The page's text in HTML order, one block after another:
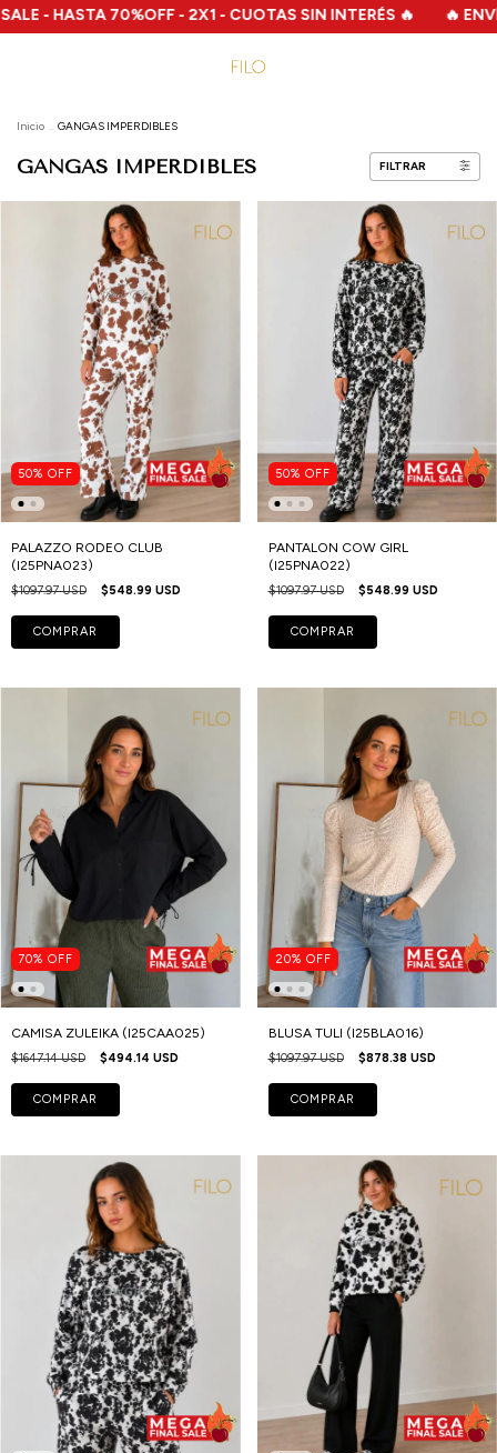
- 2X1 - CUOTAS SIN INTERÉS 🔥 🔥 ENVÍOS GRATIS A
Inicio . GANGAS IMPERDIBLES
GANGAS IMPERDIBLES FILTRAR
50% OFF
PALAZZO RODEO CLUB
(I25PNA023)
$1097.97 USD $548.99 USD
COMPRAR
50% OFF
PANTALON COW GIRL
(I25PNA022)
$1097.97 USD $548.99 USD
COMPRAR
70% OFF
CAMISA ZULEIKA (I25CAA025)
$1647.14 USD $494.14 USD
COMPRAR
20% OFF
BLUSA TULI (I25BLA016)
$1097.97 USD $878.38 USD
COMPRAR